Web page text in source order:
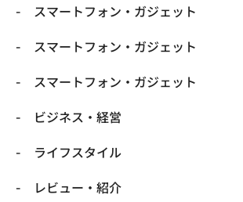
スマートフォン・ガジェット
スマートフォン・ガジェット
スマートフォン・ガジェット
ビジネス・経営
ライフスタイル
レビュー・紹介